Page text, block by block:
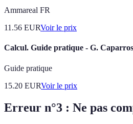
Ammareal FR
11.56 EURVoir le prix
Calcul. Guide pratique - G. Caparros
Guide pratique
15.20 EURVoir le prix
Erreur n°3 : Ne pas